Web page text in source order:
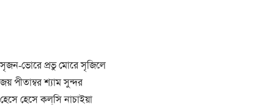
সৃজন-ভোরে প্রভু মোরে সৃজিলে
জয় পীতাম্বর শ্যাম সুন্দর
হেসে হেসে কল্‌সি নাচাইয়া